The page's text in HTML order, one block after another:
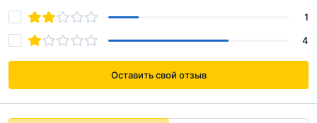
Оставить свой отзыв
1
4